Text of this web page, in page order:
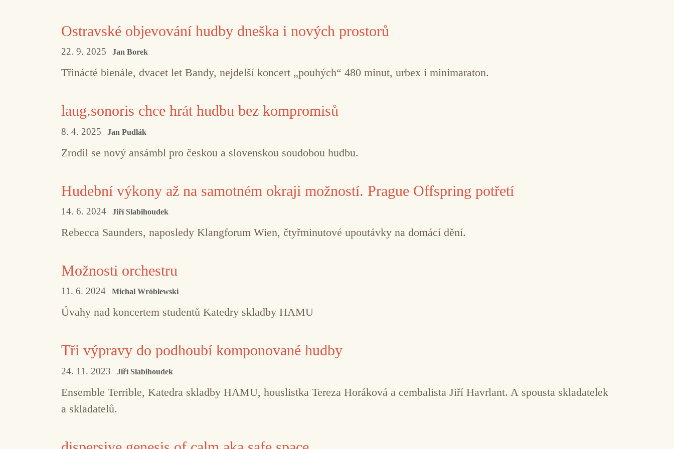
Ostravské objevování hudby dneška i nových prostorů
22. 9. 2025 Jan Borek
Třinácté bienále, dvacet let Bandy, nejdelší koncert „pouhých“ 480 minut, urbex i minimaraton.
laug.sonoris chce hrát hudbu bez kompromisů
8. 4. 2025 Jan Pudlák
Zrodil se nový ansámbl pro českou a slovenskou soudobou hudbu.
Hudební výkony až na samotném okraji možností. Prague Offspring potřetí
14. 6. 2024 Jiří Slabihoudek
Rebecca Saunders, naposledy Klangforum Wien, čtyřminutové upoutávky na domácí dění.
Možnosti orchestru
11. 6. 2024 Michal Wróblewski
Úvahy nad koncertem studentů Katedry skladby HAMU
Tři výpravy do podhoubí komponované hudby
24. 11. 2023 Jiří Slabihoudek
Ensemble Terrible, Katedra skladby HAMU, houslistka Tereza Horáková a cembalista Jiří Havrlant. A spousta skladatelek
a skladatelů.